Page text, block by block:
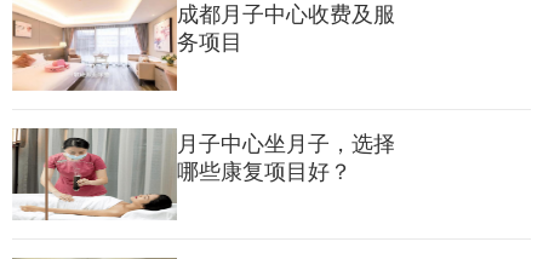
成都月子中心收费及服
务项目
月子中心坐月子，选择
哪些康复项目好？